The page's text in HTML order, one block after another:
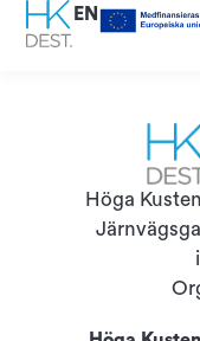
content EN
ERP
Höga